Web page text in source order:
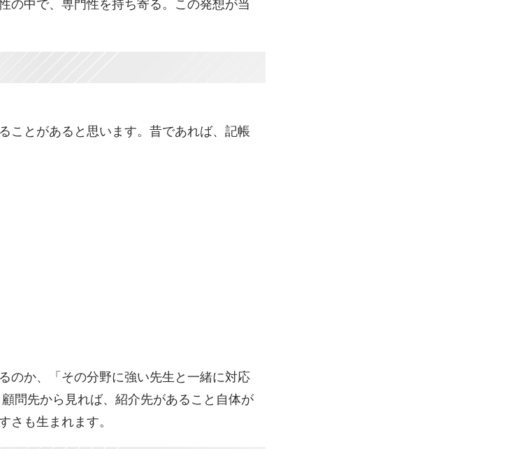
の中で、専門性を持ち寄る。この発想が当
ことがあると思います。昔であれば、記帳
のか、「その分野に強い先生と一緒に対応
問先から見れば、紹介先があること自体が
さも生まれます。